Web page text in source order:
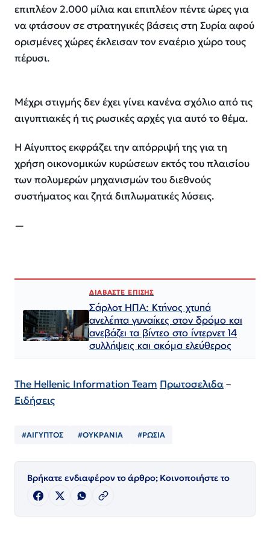
επιπλέον 2.000 μίλια και επιπλέον πέντε ώρες για
να φτάσουν σε στρατηγικές βάσεις στη Συρία αφού
ορισμένες χώρες έκλεισαν τον εναέριο χώρο τους
πέρυσι.
Μέχρι στιγμής δεν έχει γίνει κανένα σχόλιο από τις
αιγυπτιακές ή τις ρωσικές αρχές για αυτό το θέμα.
Η Αίγυπτος εκφράζει την απόρριψή της για τη
χρήση οικονομικών κυρώσεων εκτός του πλαισίου
των πολυμερών μηχανισμών του διεθνούς
συστήματος και ζητά διπλωματικές λύσεις.
—
ΔΙΑΒΑΣΤΕ ΕΠΙΣΗΣ
Σάρλοτ ΗΠΑ: Κτήνος χτυπά
ανελέητα γυναίκες στον δρόμο και
ανεβάζει τα βίντεο στο ίντερνετ 14
συλλήψεις και ακόμα ελεύθερος​​​​​​​​​​​​​​​​​​​​​​​​​​​​​​​​​​​​​​​​​​​​​​​​​​
The Hellenic Information Team Πρωτοσελιδα–
Ειδήσεις
#ΑΙΓΥΠΤΟΣ #ΟΥΚΡΑΝΙΑ #ΡΩΣΙΑ
Βρήκατε ενδιαφέρον το άρθρο; Κοινοποιήστε το